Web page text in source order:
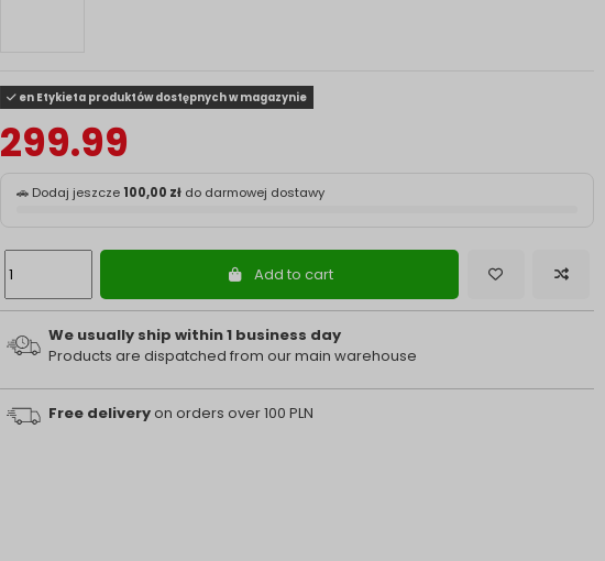
en Etykieta produktów dostępnych w magazynie
299.99
🚗 Dodaj jeszcze 100,00 złdo darmowej dostawy
Add to cart
We usually ship within 1 business day
Products are dispatched from our main warehouse
Free deliveryon orders over 100 PLN